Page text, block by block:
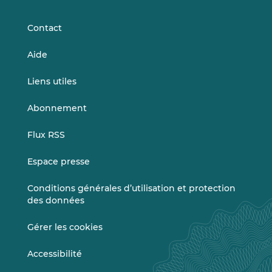
Contact
Aide
Liens utiles
Abonnement
Flux RSS
Espace presse
Conditions générales d’utilisation et protection
des données
Gérer les cookies
Accessibilité